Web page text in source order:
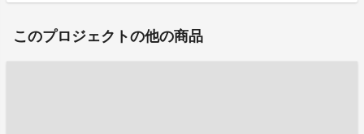
このプロジェクトの他の商品